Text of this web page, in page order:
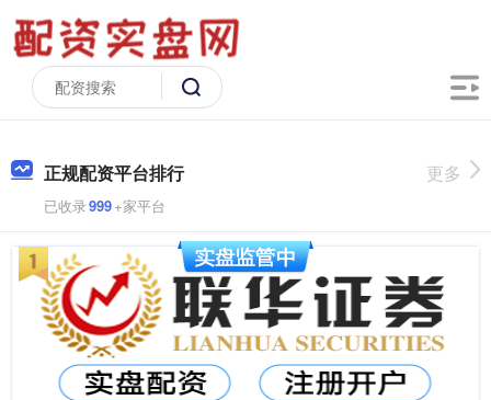
正规配资平台排行
已收录999+家平台
更多